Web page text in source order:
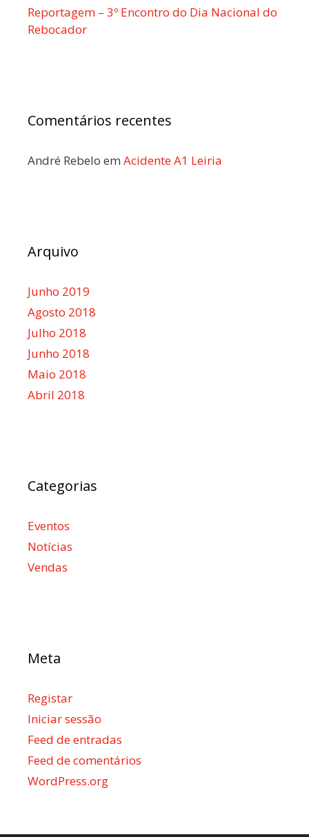
Reportagem – 3º Encontro do Dia Nacional do
Rebocador
Comentários recentes
André Rebelo em Acidente A1 Leiria
Arquivo
Junho 2019
Agosto 2018
Julho 2018
Junho 2018
Maio 2018
Abril 2018
Categorias
Eventos
Notícias
Vendas
Meta
Registar
Iniciar sessão
Feed de entradas
Feed de comentários
WordPress.org